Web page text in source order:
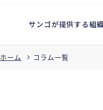
サンゴが提供する組
ホーム コラム一覧